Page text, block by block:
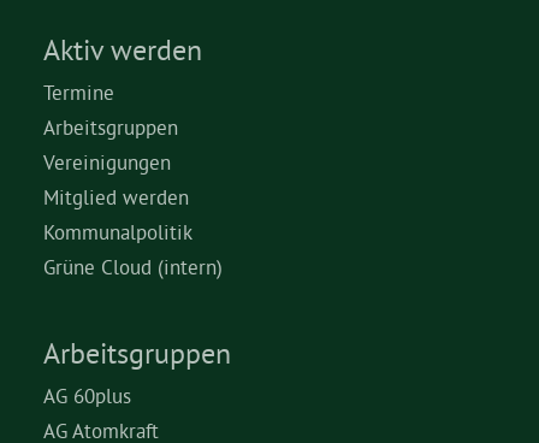
Aktiv werden
Termine
Arbeitsgruppen
Vereinigungen
Mitglied werden
Kommunalpolitik
Grüne Cloud (intern)
Arbeitsgruppen
AG 60plus
AG Atomkraft